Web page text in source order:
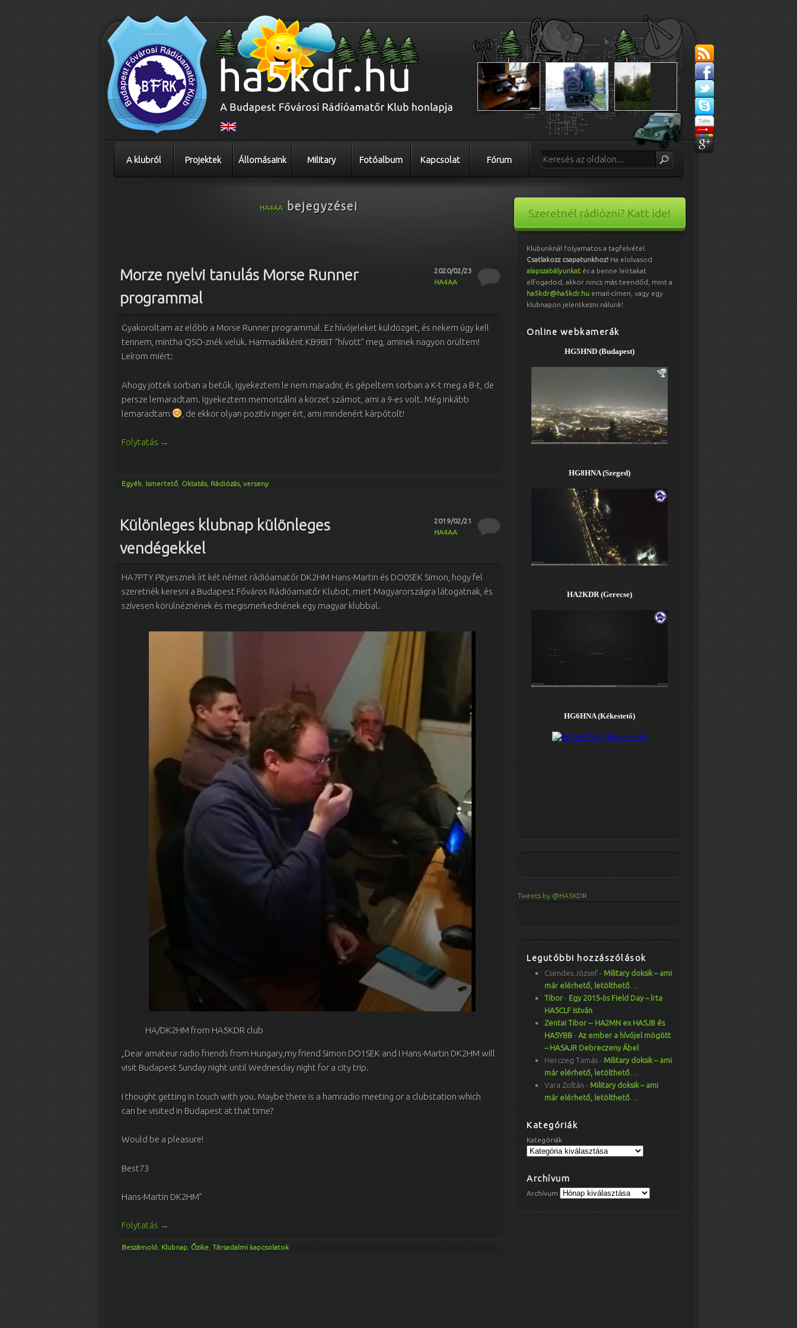
A klubról Projektek Állomásaink Military Fotóalbum Kapcsolat Fórum
HA4AAbejegyzései
Morze nyelvi tanulás Morse Runner
programmal
2020/02/23
HA4AA
Gyakoroltam az előbb a Morse Runner programmal. Ez hívójeleket küldözget, és nekem úgy kell
tennem, mintha QSO-znék velük. Harmadikként KB9BIT “hívott” meg, aminek nagyon örültem!
Leírom miért:
Ahogy jöttek sorban a betűk, igyekeztem le nem maradni, és gépeltem sorban a K-t meg a B-t, de
persze lemaradtam. Igyekeztem memorizálni a körzet számot, ami a 9-es volt. Még inkább
lemaradtam
, de ekkor olyan pozitív inger ért, ami mindenért kárpótolt!
Folytatás →
Egyéb Ismertető Oktatás, Rádiózás, verseny
Különleges klubnap különleges
vendégekkel
2019/02/21
HA4AA
HA7PTY Pityesznek írt két német rádióamatőr DK2HM Hans-Martin és DO0SEK Simon, hogy fel
szeretnék keresni a Budapest Főváros Rádióamatőr Klubot, mert Magyarországra látogatnak, és
szívesen körülnéznének és megismerkednének egy magyar klubbal.
HA/DK2HM from HA5KDR club
„Dear amateur radio friends from Hungary,my friend Simon DO1SEK and I Hans-Martin DK2HM will
visit Budapest Sunday night until Wednesday night for a city trip.
I thought getting in touch with you. Maybe there is a hamradio meeting or a clubstation which
can be visited in Budapest at that time?
Would be a pleasure!
Best73
Hans-Martin DK2HM”
Folytatás →
Beszámoló Klubnap Őzike Társadalmi kapcsolatok
Klubunknál folyamatos a tagfelvétel.
Csatlakozz csapatunkhoz! Ha elolvasod
alapszabályunkat és a benne leírtakat
elfogadod, akkor nincs más teendőd, mint a
ha5kdr@ha5kdr.hu email-címen, vagy egy
klubnapon jelentkezni nálunk!
Online webkamerák
Tweets by @HA5KDR
Legutóbbi hozzászólások
Csendes József - Military doksik – ami
már elérhető, letölthető…
Tibor - Egy 2015-ös Field Day – írta
HA5CLF István
Zentai Tibor -- HA2MN ex HA5JB és
HA5YBB - Az ember a hívójel mögött
– HA5AJR Debreczeny Ábel
Herczeg Tamás - Military doksik – ami
már elérhető, letölthető…
Vara Zoltán - Military doksik – ami
már elérhető, letölthető…
Kategóriák
Kategóriák
Archívum
Archívum